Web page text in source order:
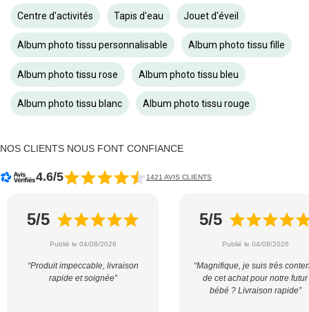
Centre d'activités Tapis d'eau Jouet d'éveil
Album photo tissu personnalisable Album photo tissu fille
Album photo tissu rose Album photo tissu bleu
Album photo tissu blanc Album photo tissu rouge
NOS CLIENTS NOUS FONT CONFIANCE
4.6/5 1421 AVIS CLIENTS
5/5
Publié le 04/08/2026
“Produit impeccable, livraison
rapide et soignée”
5/5
Publié le 04/08/2026
“Magnifique, je suis très
de cet achat pour notre futur
bébé ? Livraison rapide”